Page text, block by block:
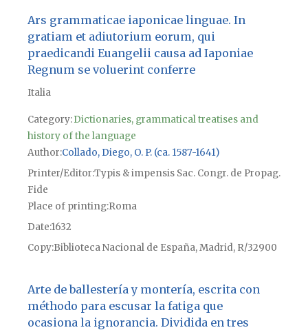
Ars grammaticae iaponicae linguae. In
gratiam et adiutorium eorum, qui
praedicandi Euangelii causa ad Iaponiae
Regnum se voluerint conferre
Italia
Category:Dictionaries, grammatical treatises and
history of the language
Author Collado, Diego, O. P. (ca. 1587-1641)
Printer/Editor Typis & impensis Sac. Congr. de Propag.
Fide
Place of printingRoma
Date1632
CopyBiblioteca Nacional de España, Madrid, R/32900
Arte de ballestería y montería, escrita con
méthodo para escusar la fatiga que
ocasiona la ignorancia. Dividida en tres